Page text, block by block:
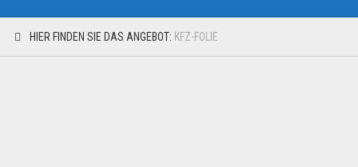
HIER FINDEN SIE DAS ANGEBOT: KFZ-FOLIE